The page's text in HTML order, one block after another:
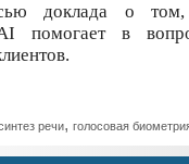
доклада о том,
помогает в
речи, голосовая